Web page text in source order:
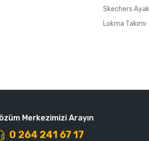
Skechers
Lokma Takımı
Merkezimizi Arayın
0 264 241 67 17